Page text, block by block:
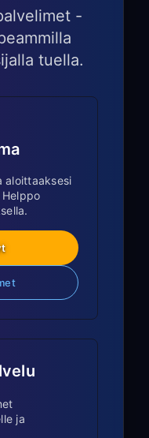
ja NAT-
tai Xbox
Xbox
: Ihanteellinen
ja Xbox-
-
tuella.
aloittaaksesi
ja